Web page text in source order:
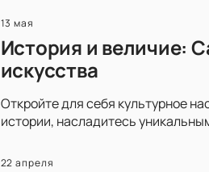
13 мая
История и величие:
искусства
Откройте для себя культурное
истории, насладитесь
22 апреля